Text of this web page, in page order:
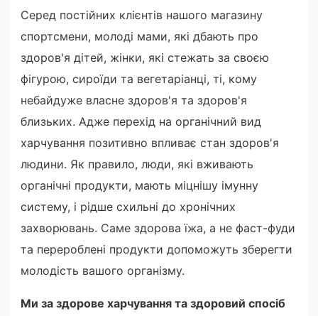
Серед постійних клієнтів нашого магазину
спортсмени, молоді мами, які дбають про
здоров'я дітей, жінки, які стежать за своєю
фігурою, сироїди та вегетаріанці, ті, кому
небайдуже власне здоров'я та здоров'я
близьких. Адже перехід на органічний вид
харчування позитивно впливає стан здоров'я
людини. Як правило, люди, які вживають
органічні продукти, мають міцнішу імунну
систему, і рідше схильні до хронічних
захворювань. Саме здорова їжа, а не фаст-фуди
та перероблені продукти допоможуть зберегти
молодість вашого організму.
Ми за здорове харчування та здоровий спосіб